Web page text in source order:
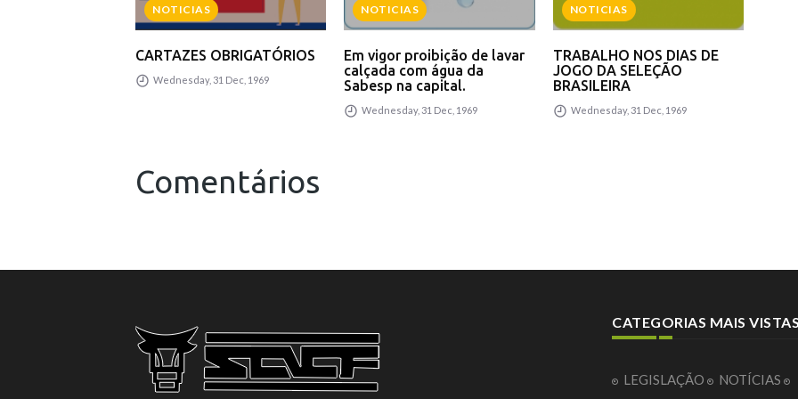
NOTICIAS
CARTAZES OBRIGATÓRIOS
Wednesday, 31 Dec, 1969
NOTICIAS
Em vigor proibição de lavar
calçada com água da
Sabesp na capital.
Wednesday, 31 Dec, 1969
NOTICIAS
TRABALHO NOS DIAS DE
JOGO DA SELEÇÃO
BRASILEIRA
Wednesday, 31 Dec, 1969
Comentários
CATEGORIAS MAIS VISTAS
LEGISLAÇÃO
NOTÍCIAS